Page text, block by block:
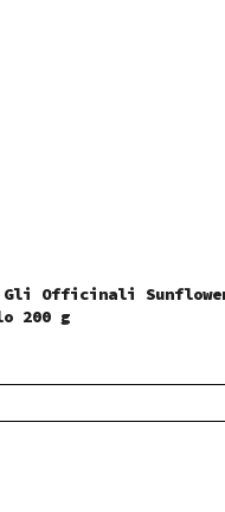
Gli Officinali
200 g